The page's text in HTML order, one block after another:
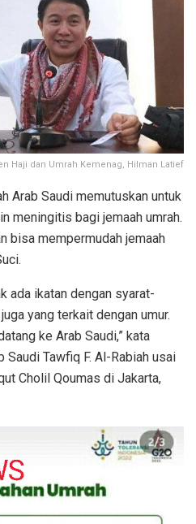
Haji dan Umrah Kemenag, Hilman Latief
Arab Saudi memutuskan untuk
meningitis bagi jemaah umrah.
bisa mempermudah jemaah
ada ikatan dengan syarat-
yang terkait dengan umur.
ke Arab Saudi,” kata
Saudi Tawfiq F. Al-Rabiah usai
Cholil Qoumas di Jakarta,